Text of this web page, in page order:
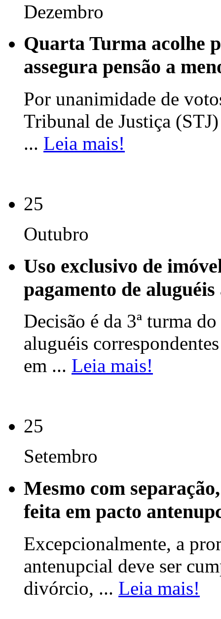
Dezembro
Quarta Turma acolhe
assegura pensão a
Por unanimidade de
Tribunal de Justiça
... Leia mais!
25
Outubro
Uso exclusivo de
pagamento de
Decisão é da 3ª turma
aluguéis
em ... Leia mais!
25
Setembro
Mesmo com
feita em pacto
Excepcionalmente, a
antenupcial deve ser
divórcio, ... Leia mais!